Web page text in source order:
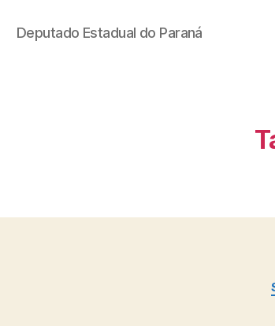
Deputado Estadual do Paraná